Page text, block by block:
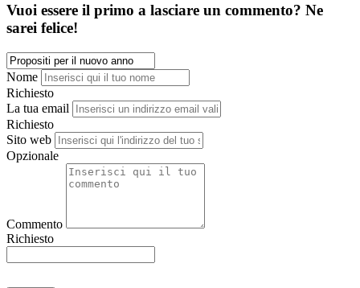
Vuoi essere il primo a lasciare un commento? Ne
sarei felice!
Nome
Richiesto
La tua email
Richiesto
Sito web
Opzionale
Commento
Richiesto